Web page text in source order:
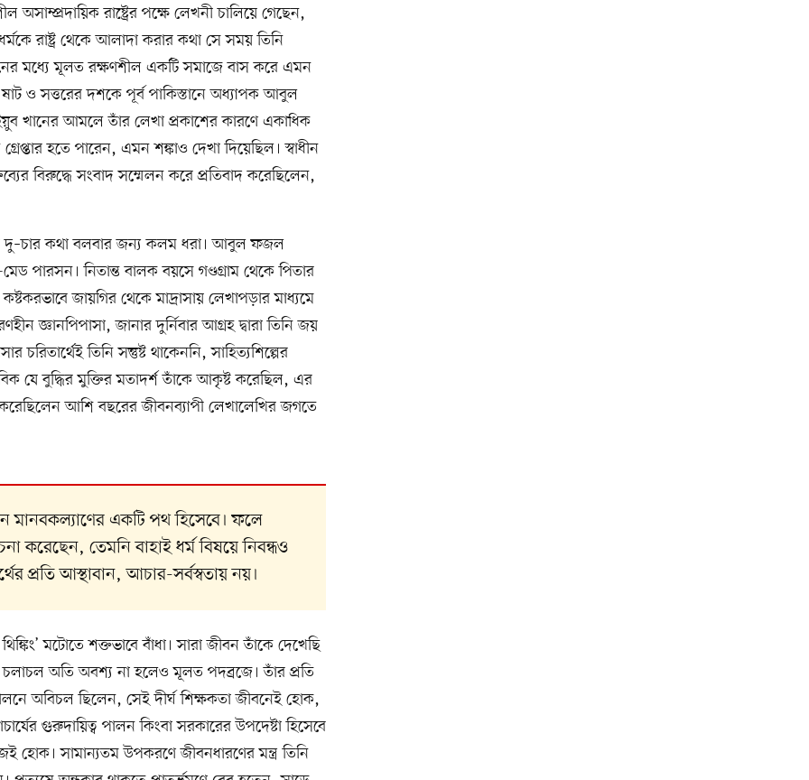
রাষ্ট্রের পক্ষে লেখনী চালিয়ে গেছেন,
রাষ্ট্র থেকে আলাদা করার কথা সে সময় তিনি
মধ্যে মূলত রক্ষণশীল একটি সমাজে বাস করে এমন
ও সত্তরের দশকে পূর্ব পাকিস্তানে অধ্যাপক আবুল
খানের আমলে তাঁর লেখা প্রকাশের কারণে একাধিক
হতে পারেন, এমন শঙ্কাও দেখা দিয়েছিল। স্বাধীন
বিরুদ্ধে সংবাদ সম্মেলন করে প্রতিবাদ করেছিলেন,
দু–চার কথা বলবার জন্য কলম ধরা। আবুল ফজল
পারসন। নিতান্ত বালক বয়সে গণ্ডগ্রাম থেকে পিতার
কষ্টকরভাবে জায়গির থেকে মাদ্রাসায় লেখাপড়ার মাধ্যমে
জ্ঞানপিপাসা, জানার দুর্নিবার আগ্রহ দ্বারা তিনি জয়
তিনি সন্তুষ্ট থাকেননি, সাহিত্যশিল্পের
যে বুদ্ধির মুক্তির মতাদর্শ তাঁকে আকৃষ্ট করেছিল, এর
আশি বছরের জীবনব্যাপী লেখালেখির জগতে
মানবকল্যাণের একটি পথ হিসেবে। ফলে
করেছেন, তেমনি বাহাই ধর্ম বিষয়ে নিবন্ধও
প্রতি আস্থাবান, আচার-সর্বস্বতায় নয়।
মটোতে শক্তভাবে বাঁধা। সারা জীবন তাঁকে দেখেছি
চলাচল অতি অবশ্য না হলেও মূলত পদব্রজে। তাঁর প্রতি
অবিচল ছিলেন, সেই দীর্ঘ শিক্ষকতা জীবনেই হোক,
গুরুদায়িত্ব পালন কিংবা সরকারের উপদেষ্টা হিসেবে
হোক। সামান্যতম উপকরণে জীবনধারণের মন্ত্র তিনি